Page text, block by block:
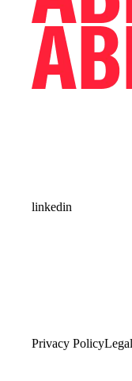
linkedin
Privacy PolicyLegal